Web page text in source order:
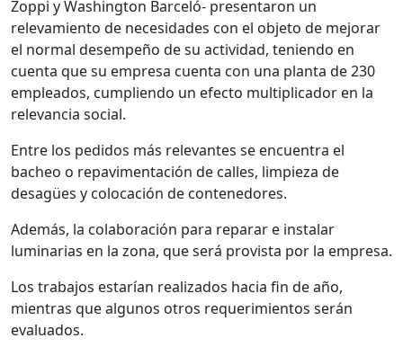
Zoppi y Washington Barceló- presentaron un
relevamiento de necesidades con el objeto de mejorar
el normal desempeño de su actividad, teniendo en
cuenta que su empresa cuenta con una planta de 230
empleados, cumpliendo un efecto multiplicador en la
relevancia social.
Entre los pedidos más relevantes se encuentra el
bacheo o repavimentación de calles, limpieza de
desagües y colocación de contenedores.
Además, la colaboración para reparar e instalar
luminarias en la zona, que será provista por la empresa.
Los trabajos estarían realizados hacia fin de año,
mientras que algunos otros requerimientos serán
evaluados.